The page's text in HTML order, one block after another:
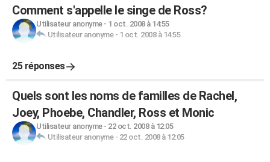
Comment s'appelle le singe de Ross?
Utilisateur anonyme- 1 oct. 2008 à 14:55
Utilisateur anonyme- 1 oct. 2008 à 14:55
25 réponses
Quels sont les noms de familles de Rachel,
Joey, Phoebe, Chandler, Ross et Monic
Utilisateur anonyme- 22 oct. 2008 à 12:05
Utilisateur anonyme- 22 oct. 2008 à 12:05